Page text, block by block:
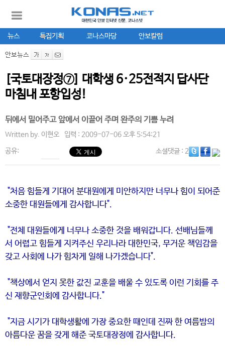
뉴스 특집기획 코나스마당 안보칼럼
안보뉴스
[국토대장정⑦] 대학생 6·25전적지 답사단
마침내 포항입성!
뒤에서 밀어주고 앞에서 이끌어 주며 완주의 기쁨 누려
Written by. 이현오 입력 : 2009-07-06 오후 5:54:21
공유: 소셜댓글: 2
"처음 힘들게 기대어 분대원에게 미안하지만 너무나 힘이 되어준
소중한 대원들에게 감사합니다".
"전체 대원들에게 너무나 소중한 것을 배워갑니다. 선배님들께
서 어렵고 힘들게 지켜주신 우리나라 대한민국, 무거운 책임감을
갖고 사회에 나가 힘차게 일해 나가겠습니다".
"책상에서 얻지 못한 값진 교훈을 배울 수 있도록 이런 기회를 주
신 재향군인회에 감사합니다."
"지금 시기가 대학생활에 가장 중요한 때인데 진짜 한 여름밤의
아름다운 꿈을 갖게 해준 국토대장정에 감사합니다.